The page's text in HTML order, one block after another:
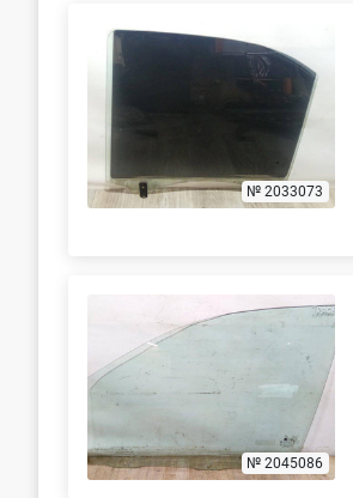
№ 2033073
№ 2045086